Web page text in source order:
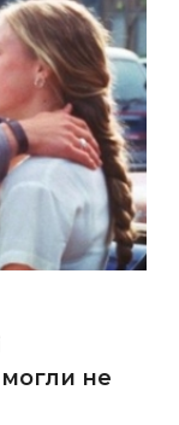
могли не